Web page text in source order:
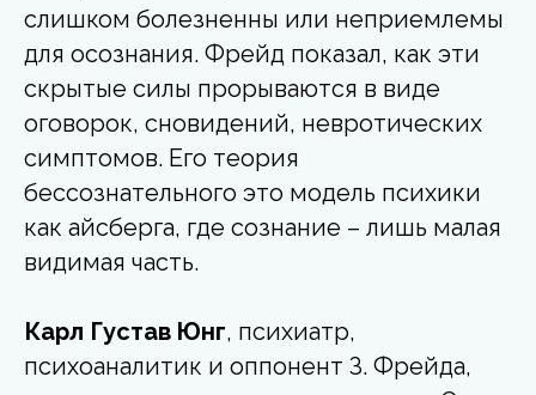
слишком болезненны или неприемлемы
для осознания. Фрейд показал, как эти
скрытые силы прорываются в виде
оговорок, сновидений, невротических
симптомов. Его теория
бессознательного это модель психики
как айсберга, где сознание – лишь малая
видимая часть.
Карл Густав Юнг, психиатр,
психоаналитик и оппонент З. Фрейда,